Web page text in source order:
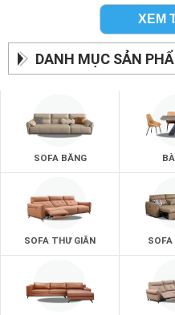
Một chiếc bàn thông minh
còn là cách để bạn tạo nên
nhớ.
zSofa – Bàn ăn tiện lợi,
Dùng là mê.
XEM
DANH MỤC SẢN
SOFA BĂNG
SOFA THƯ GIÃN SOFA